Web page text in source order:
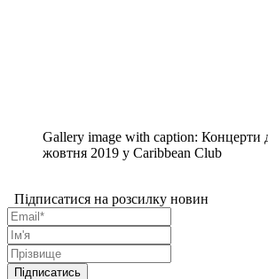
Gallery image with caption: Концерти
жовтня 2019 у Caribbean Club
Підписатися на розсилку новин